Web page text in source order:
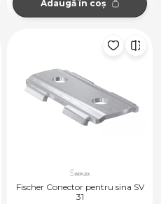
Adaugă în coș
Fischer Conector pentru sina SV
31